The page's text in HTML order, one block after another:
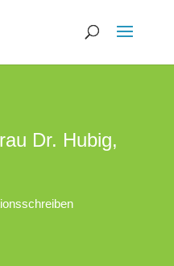
Dr. Hubig,